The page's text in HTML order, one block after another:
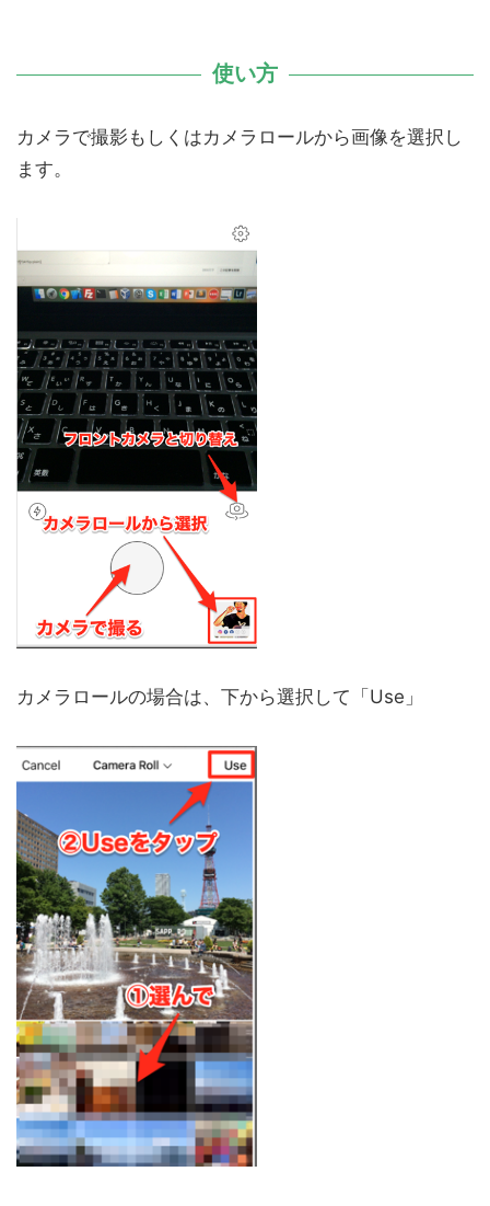
使い方
カメラで撮影もしくはカメラロールから画像を選択し
ます。
カメラロールの場合は、下から選択して「Use」